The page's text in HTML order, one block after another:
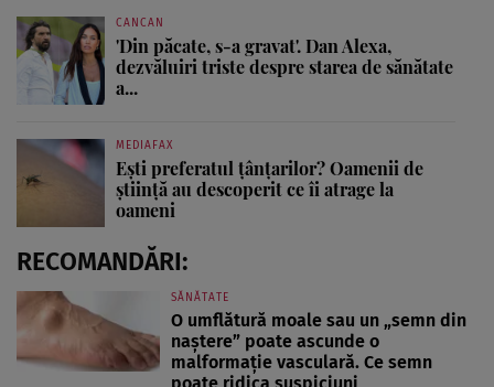
CANCAN
'Din păcate, s-a gravat'. Dan Alexa,
dezvăluiri triste despre starea de sănătate
a...
MEDIAFAX
Ești preferatul țânțarilor? Oamenii de
știință au descoperit ce îi atrage la
oameni
RECOMANDĂRI:
SĂNĂTATE
O umflătură moale sau un „semn din
naștere” poate ascunde o
malformație vasculară. Ce semn
poate ridica suspiciuni